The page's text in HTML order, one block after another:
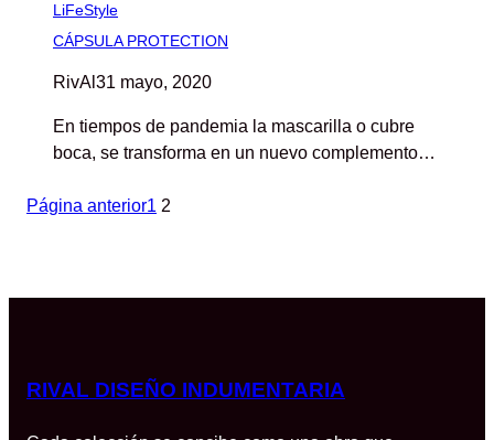
LiFeStyle
CÁPSULA PROTECTION
RivAl 31 mayo, 2020
En tiempos de pandemia la mascarilla o cubre
boca, se transforma en un nuevo complemento…
Página anterior1 2
RIVAL DISEÑO INDUMENTARIA